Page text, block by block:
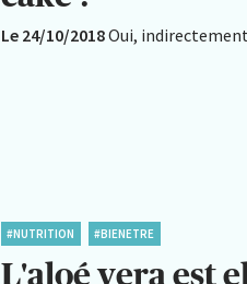
Le 24/10/2018Oui,
#NUTRITION #BIENETRE
L'aloé vera est